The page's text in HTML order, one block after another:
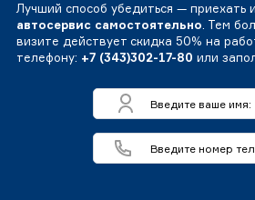
Лучший способ убедиться — приехать и
автосервис самостоятельно. Тем
визите действует скидка 50% на
телефону: +7 (343)302-17-80 или